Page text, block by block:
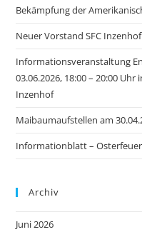
Bekämpfung der
Neuer Vorstand SFC Inzenhof
Informationsveranstaltung
03.06.2026, 18:00 – 20:00
Inzenhof
Maibaumaufstellen am
Informationblatt –
Archiv
Juni 2026